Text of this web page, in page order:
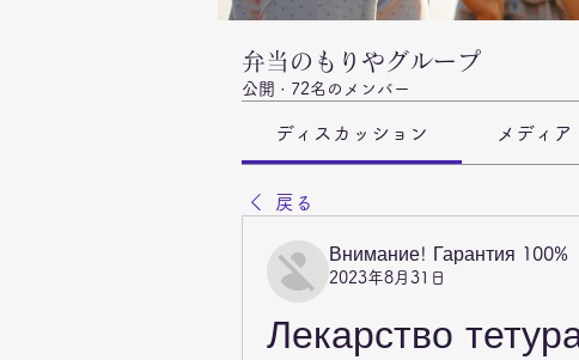
弁当のもりやグループ
公開 · 72名のメンバー
ディスカッション メディア
戻る
Внимание! Гарантия 100%
2023年8月31日
Лекарство